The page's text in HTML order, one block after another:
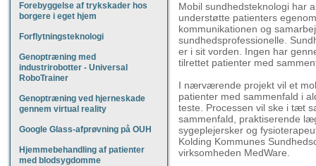
Forebyggelse af trykskader hos
borgere i eget hjem
Forflytningsteknologi
Genoptræning med
industrirobotter - Universal
RoboTrainer
Genoptræning ved hjerneskade
gennem virtual reality
Google Glass-afprøvning på OUH
Hjemmebehandling af patienter
med blodsygdomme
Mobil sundhedsteknologi har
understøtte patienters
kommunikationen og
sundhedsprofessionelle.
er i sit vorden. Ingen har
tilrettet patienter med
I nærværende projekt vil et
patienter med sammenfald i
teste. Processen vil ske i tæt
sammenfald, praktiserende
sygeplejersker og
Kolding Kommunes
virksomheden MedWare.